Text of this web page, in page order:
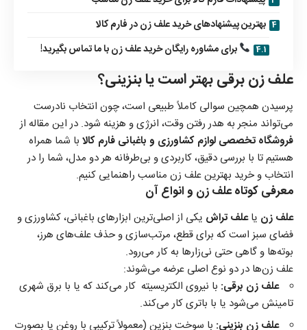
بهترین پیشنهاد‌های خرید علف زن در فارم کالا
برای مشاوره رایگان خرید علف زن با ما تماس بگیرید!
علف زن برقی بهتر است یا بنزینی؟
پرسیدن همچین سوالی کاملاً طبیعی است، چون انتخاب نادرست
می‌تواند منجر به هدر رفتن وقت، انرژی و هزینه شود. در این مقاله از
فروشگاه تخصصی لوازم کشاورزی و باغبانی فارم کالا با شما همراه
هستیم تا با بررسی دقیق، کاربردی و بی‌طرفانه هر دو مدل، شما را در
انتخاب و خرید بهترین علف زن مناسب راهنمایی کنیم.
معرفی کوتاه علف زن و انواع آن
علف زن یاعلف تراش یکی از اصلی‌ترین ابزارهای باغبانی، کشاورزی و
فضای سبز است که برای قطع، مرتب‌سازی و حذف علف‌های هرز،
بوته‌ها و گاهی حتی نی‌زارها به کار می‌رود.
علف زن‌ها در دو نوع اصلی عرضه می‌شوند:
علف زن برقی: با نیروی الکتریسیته کار می‌کند که یا با برق شهری
تامینش می‌شود یا با باتری کار می‌کند.
علف زن بنزینی: با سوخت بنزین (معمولاً ترکیبی با روغن یا بصورت